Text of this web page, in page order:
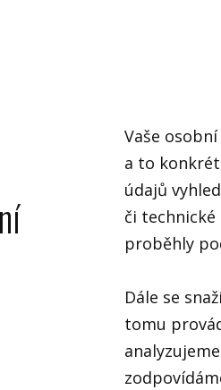
Vaše
a to
údajů
či technické
proběhly
Dále se
tomu